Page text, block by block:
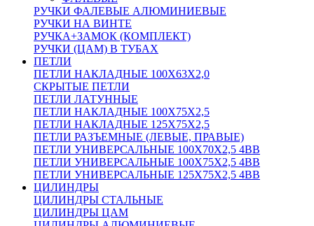
РУЧКИ ФАЛЕВЫЕ АЛЮМИНИЕВЫЕ
РУЧКИ НА ВИНТЕ
РУЧКА+ЗАМОК (КОМПЛЕКТ)
РУЧКИ (ЦАМ) В ТУБАХ
ПЕТЛИ
ПЕТЛИ НАКЛАДНЫЕ 100Х63Х2,0
СКРЫТЫЕ ПЕТЛИ
ПЕТЛИ ЛАТУННЫЕ
ПЕТЛИ НАКЛАДНЫЕ 100Х75Х2,5
ПЕТЛИ НАКЛАДНЫЕ 125Х75Х2,5
ПЕТЛИ РАЗЪЕМНЫЕ (ЛЕВЫЕ, ПРАВЫЕ)
ПЕТЛИ УНИВЕРСАЛЬНЫЕ 100Х70Х2,5 4BB
ПЕТЛИ УНИВЕРСАЛЬНЫЕ 100Х75Х2,5 4BB
ПЕТЛИ УНИВЕРСАЛЬНЫЕ 125Х75Х2,5 4BB
ЦИЛИНДРЫ
ЦИЛИНДРЫ СТАЛЬНЫЕ
ЦИЛИНДРЫ ЦАМ